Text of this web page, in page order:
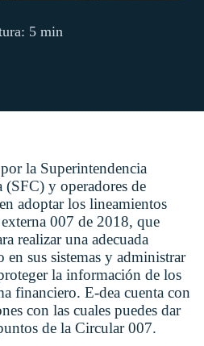
5 min
la Superintendencia
y operadores de
adoptar los lineamientos
007 de 2018, que
realizar una adecuada
sus sistemas y administrar
la información de los
financiero. E-dea cuenta con
con las cuales puedes dar
de la Circular 007.